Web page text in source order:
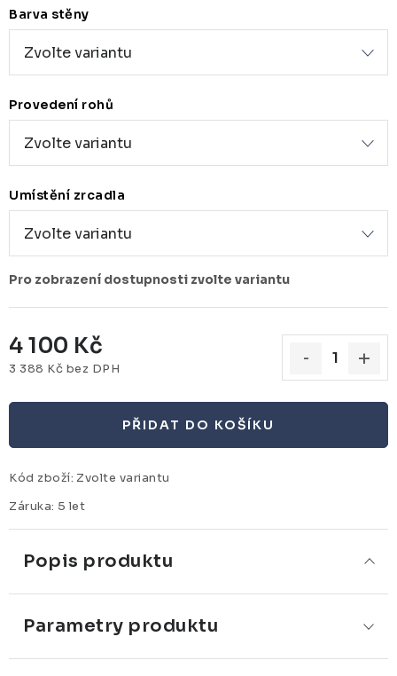
Barva stěny
Provedení rohů
Umístění zrcadla
4 100 Kč
3 388 Kč bez DPH
PŘIDAT DO KOŠÍKU
Kód zboží: Zvolte variantu
Záruka: 5 let
Popis produktu
Parametry produktu